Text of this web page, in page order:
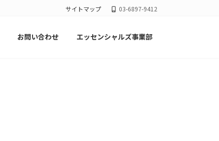
サイトマップ 03-6897-9412
お問い合わせ エッセンシャルズ事業部